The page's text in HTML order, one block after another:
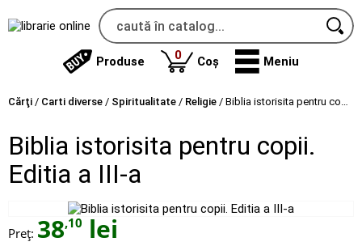
Produse 0produse
Coș Meniu
Cărţi / Carti diverse / Spiritualitate / Religie / Biblia istorisita pentru copii. Editia a III-a
Biblia istorisita pentru copii.
Editia a III-a
Preț: 38,10 lei